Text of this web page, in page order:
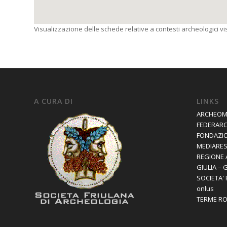
Visualizzazione delle schede relative a contesti archeologici
A CURA DI LINKS
REGIONE
GIULIA –
SOCIETA'
onlus
TERME